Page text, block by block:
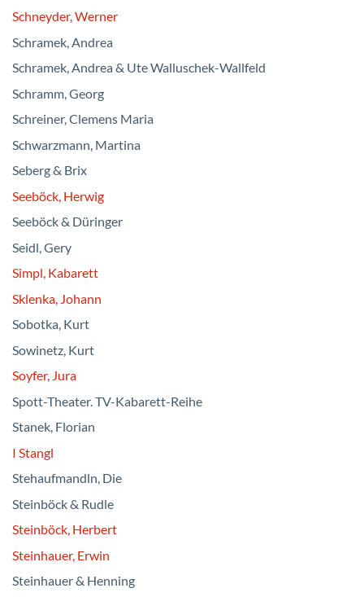
Schneyder, Werner
Schramek, Andrea
Schramek, Andrea & Ute Walluschek-Wallfeld
Schramm, Georg
Schreiner, Clemens Maria
Schwarzmann, Martina
Seberg & Brix
Seeböck, Herwig
Seeböck & Düringer
Seidl, Gery
Simpl, Kabarett
Sklenka, Johann
Sobotka, Kurt
Sowinetz, Kurt
Soyfer, Jura
Spott-Theater. TV-Kabarett-Reihe
Stanek, Florian
I Stangl
Stehaufmandln, Die
Steinböck & Rudle
Steinböck, Herbert
Steinhauer, Erwin
Steinhauer & Henning